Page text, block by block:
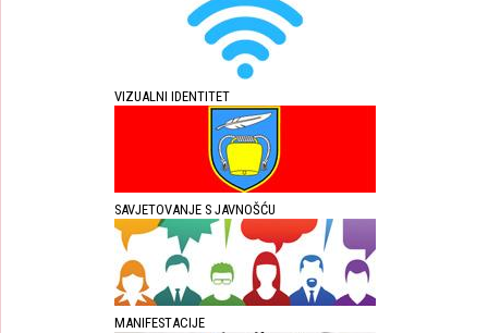
VIZUALNI IDENTITET
SAVJETOVANJE S JAVNOŠĆU
MANIFESTACIJE